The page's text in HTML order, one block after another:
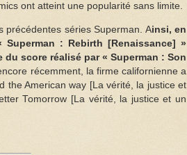
ont atteint une popularité sans limite.
précédentes séries Superman. Ainsi, en
: Rebirth [Renaissance] »
score réalisé par « Superman : Son
récemment, la firme californienne a
the American way [La vérité, la justice et
Tomorrow [La vérité, la justice et un